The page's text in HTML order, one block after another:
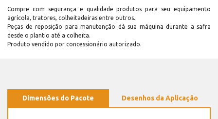
Compre com segurança e qualidade produtos para seu equipamento
agrícola, tratores, colheitadeiras entre outros.
Peças de reposição para manutenção dá sua máquina durante a safra
desde o plantio até a colheita.
Produto vendido por concessionário autorizado.
Dimensões do Pacote Desenhos da Aplicação